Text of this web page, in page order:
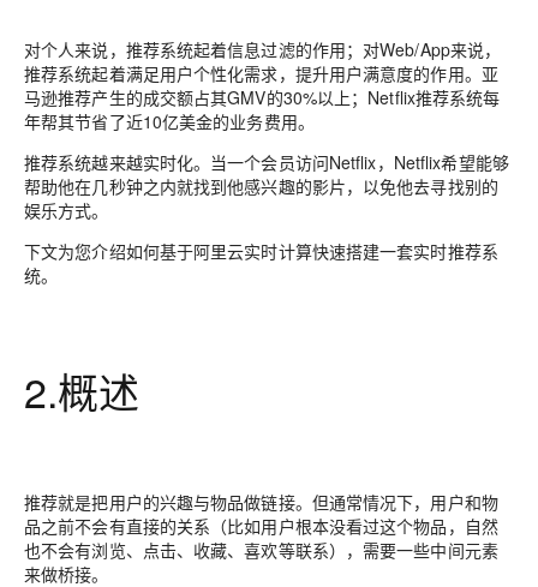
对个人来说，推荐系统起着信息过滤的作用；对Web/App来说，
推荐系统起着满足用户个性化需求，提升用户满意度的作用。亚
马逊推荐产生的成交额占其GMV的30%以上；Netflix推荐系统每
年帮其节省了近10亿美金的业务费用。
推荐系统越来越实时化。当一个会员访问Netflix，Netflix希望能够
帮助他在几秒钟之内就找到他感兴趣的影片，以免他去寻找别的
娱乐方式。
下文为您介绍如何基于阿里云实时计算快速搭建一套实时推荐系
统。
2.概述
推荐就是把用户的兴趣与物品做链接。但通常情况下，用户和物
品之前不会有直接的关系（比如用户根本没看过这个物品，自然
也不会有浏览、点击、收藏、喜欢等联系），需要一些中间元素
来做桥接。